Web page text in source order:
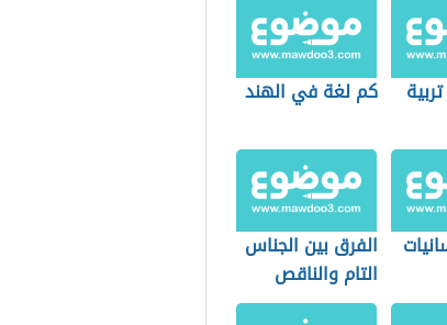
كم لغة في الهند
الفرق بين الجناس
التام والناقص